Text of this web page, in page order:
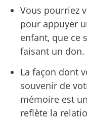
Vous pourriez
pour appuyer
enfant, que ce
faisant un don.
La façon dont
souvenir de
mémoire est
reflète la